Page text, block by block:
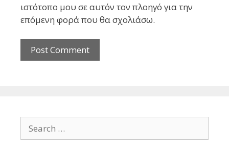
ιστότοπο μου σε αυτόν τον πλοηγό για την
επόμενη φορά που θα σχολιάσω.
Search
for: